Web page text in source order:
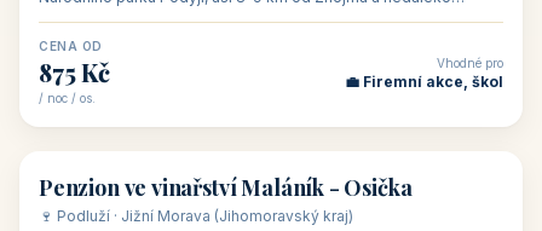
CENA OD
875 Kč
/ noc / os.
Vhodné pro
💼 Firemní akce, škol
🏡 penzion
Penzion ve vinařství Maláník - Osička
🍷 Podluží · Jižní Morava (Jihomoravský kraj)